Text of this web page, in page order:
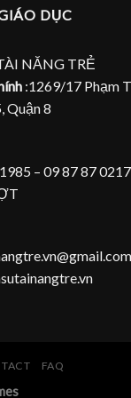
DỤC
NĂNG TRẺ
:1269/17 Phạm
Quận 8
– 09 87 87 0217
FAQ